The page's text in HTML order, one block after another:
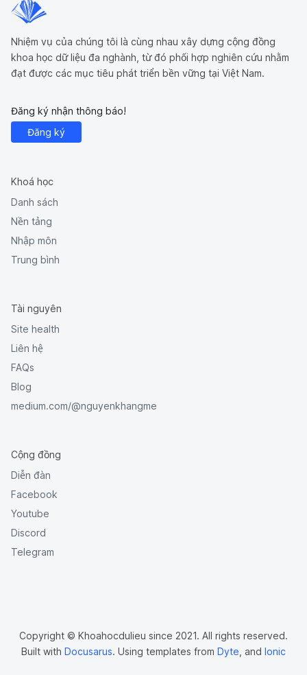
Nhiệm vụ của chúng tôi là cùng nhau xây dựng cộng đồng
khoa học dữ liệu đa nghành, từ đó phối hợp nghiên cứu nhằm
đạt được các mục tiêu phát triển bền vững tại Việt Nam.
Đăng ký nhận thông báo!
Đăng ký
Khoá học
Danh sách
Nền tảng
Nhập môn
Trung bình
Tài nguyên
Site health
Liên hệ
FAQs
Blog
medium.com/@nguyenkhangme
Cộng đồng
Diễn đàn
Facebook
Youtube
Discord
Telegram
Copyright © Khoahocdulieu since 2021. All rights reserved.
Built with Docusarus. Using templates from Dyte , and Ionic